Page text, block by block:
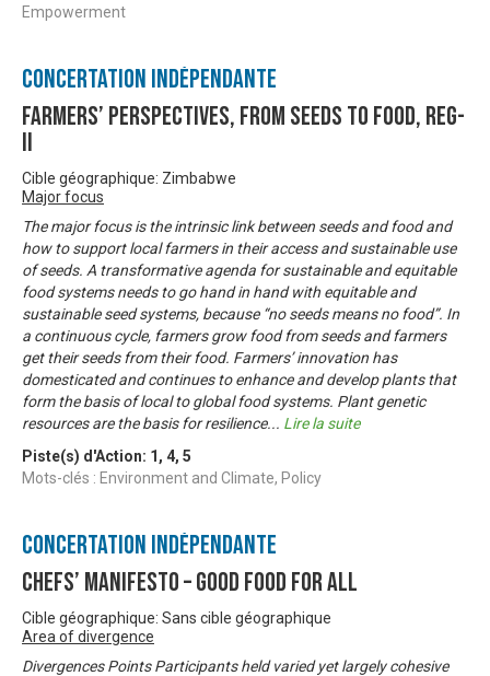
Empowerment
Concertation Indépendante
Farmers’ Perspectives, from Seeds to Food, Reg-
II
Cible géographique: Zimbabwe
Major focus
The major focus is the intrinsic link between seeds and food and
how to support local farmers in their access and sustainable use
of seeds. A transformative agenda for sustainable and equitable
food systems needs to go hand in hand with equitable and
sustainable seed systems, because “no seeds means no food”. In
a continuous cycle, farmers grow food from seeds and farmers
get their seeds from their food. Farmers’ innovation has
domesticated and continues to enhance and develop plants that
form the basis of local to global food systems. Plant genetic
resources are the basis for resilience... Lire la suite
Piste(s) d'Action: 1 , 4, 5
Mots-clés : Environment and Climate, Policy
Concertation Indépendante
Chefs’ Manifesto – Good Food For All
Cible géographique: Sans cible géographique
Area of divergence
Divergences Points Participants held varied yet largely cohesive